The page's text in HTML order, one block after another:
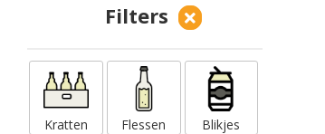
Filters
Kratten Flessen Blikjes